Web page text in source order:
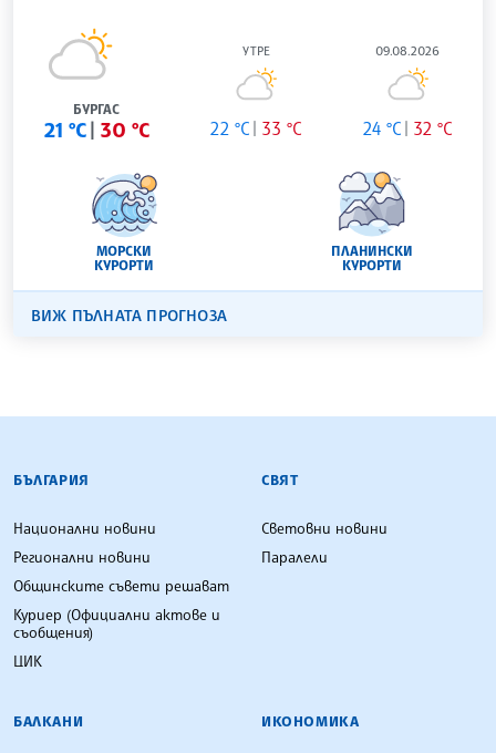
БУРГАС
21 °C 30 °C
УТРЕ
22 °C 33 °C
09.08.2026
24 °C 32 °C
МОРСКИ
КУРОРТИ
ПЛАНИНСКИ
КУРОРТИ
ВИЖ ПЪЛНАТА ПРОГНОЗА
БЪЛГАРСКА ТЕЛЕГРАФНА АГЕНЦИЯ
БЪЛГАРИЯ
Национални новини
Регионални новини
Общинските съвети решават
Куриер (Официални актове и
съобщения)
ЦИК
СВЯТ
Световни новини
Паралели
БАЛКАНИ ИКОНОМИКА